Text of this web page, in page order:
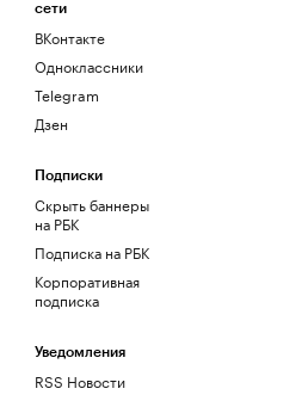
сети
ВКонтакте
Одноклассники
Telegram
Дзен
Подписки
Скрыть баннеры
на РБК
Подписка на РБК
Корпоративная
подписка
Уведомления
RSS Новости